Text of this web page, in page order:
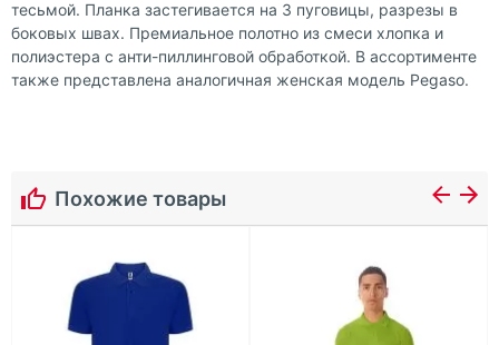
тесьмой. Планка застегивается на 3 пуговицы, разрезы в
боковых швах. Премиальное полотно из смеси хлопка и
полиэстера с анти-пиллинговой обработкой. В ассортименте
также представлена аналогичная женская модель Pegaso.
Похожие товары